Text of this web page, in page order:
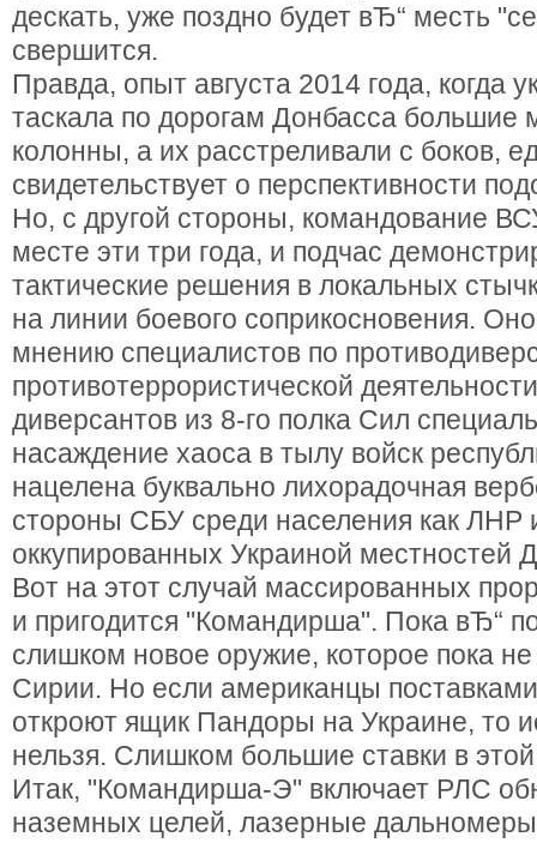
дескать, уже поздно будет вЂ“ месть
свершится.
Правда, опыт августа 2014 года, когда
таскала по дорогам Донбасса большие
колонны, а их расстреливали с боков,
свидетельствует о перспективности
Но, с другой стороны, командование
месте эти три года, и подчас
тактические решения в локальных
на линии боевого соприкосновения.
мнению специалистов по
противотеррористической
диверсантов из 8-го полка Сил
насаждение хаоса в тылу войск
нацелена буквально лихорадочная
стороны СБУ среди населения как ЛНР
оккупированных Украиной местностей
Вот на этот случай массированных
и пригодится "Командирша". Пока вЂ“
слишком новое оружие, которое пока
Сирии. Но если американцы
откроют ящик Пандоры на Украине, то
нельзя. Слишком большие ставки в этой
Итак, "Командирша-Э" включает РЛС
наземных целей, лазерные